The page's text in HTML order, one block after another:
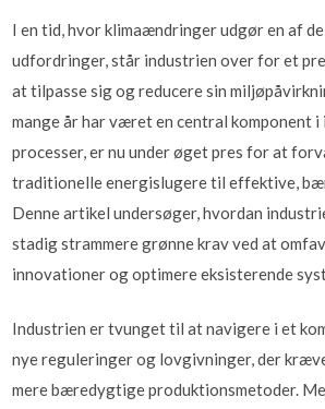
I en tid, hvor klimaændringer udgør en af
udfordringer, står industrien over for et
at tilpasse sig og reducere sin
mange år har været en central komponent
processer, er nu under øget pres for at
traditionelle energislugere til effektive,
Denne artikel undersøger, hvordan
stadig strammere grønne krav ved at
innovationer og optimere eksisterende
Industrien er tvunget til at navigere i et
nye reguleringer og lovgivninger, der
mere bæredygtige produktionsmetoder.